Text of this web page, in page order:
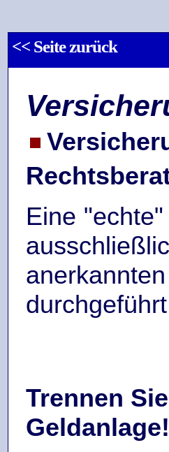
<< Seite zurück
Eine
Trennen
Geldanlage!